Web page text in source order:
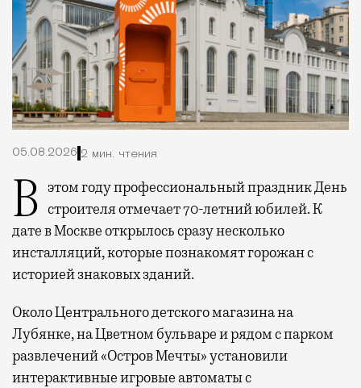
05.08.2026 2 мин. чтения
В этом году профессиональный праздник День строителя отмечает 70-летний юбилей. К
дате в Москве открылось сразу несколько
инсталляций, которые познакомят горожан с
историей знаковых зданий.
Около Центрального детского магазина на
Лубянке, на Цветном бульваре и рядом с парком
развлечений «Остров Мечты» установили
интерактивные игровые автоматы с